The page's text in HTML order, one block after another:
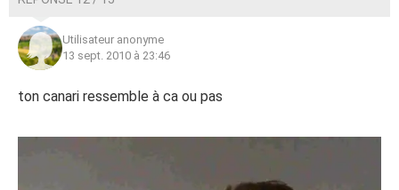
Utilisateur anonyme
13 sept. 2010 à 23:46
ton canari ressemble à ca ou pas